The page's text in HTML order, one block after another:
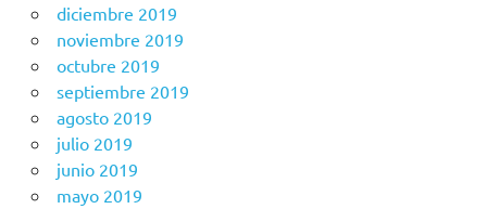
diciembre 2019
noviembre 2019
octubre 2019
septiembre 2019
agosto 2019
julio 2019
junio 2019
mayo 2019